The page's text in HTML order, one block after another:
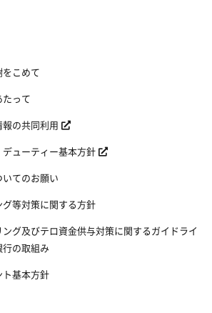
こめて
って
の共同利用
ューティー基本方針
いてのお願い
等対策に関する方針
ング及びテロ資金供与対策に関するガイドライ
行の取組み
基本方針